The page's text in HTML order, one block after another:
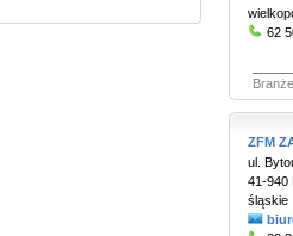
62
ZFM
ul.
41-940
śląskie